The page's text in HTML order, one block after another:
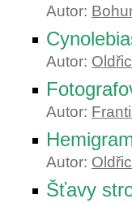
Autor:
Autor:
Autor:
Autor:
Šťavy